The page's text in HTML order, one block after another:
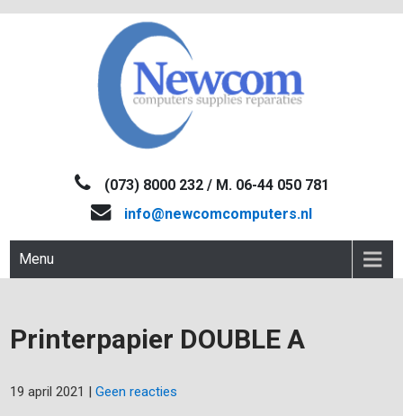
NEWCOM(073) 8000 232 / M. 06-44 050 781
info@newcomcomputers.nl
Menu
Printerpapier DOUBLE A
19 april 2021 |Geen reacties